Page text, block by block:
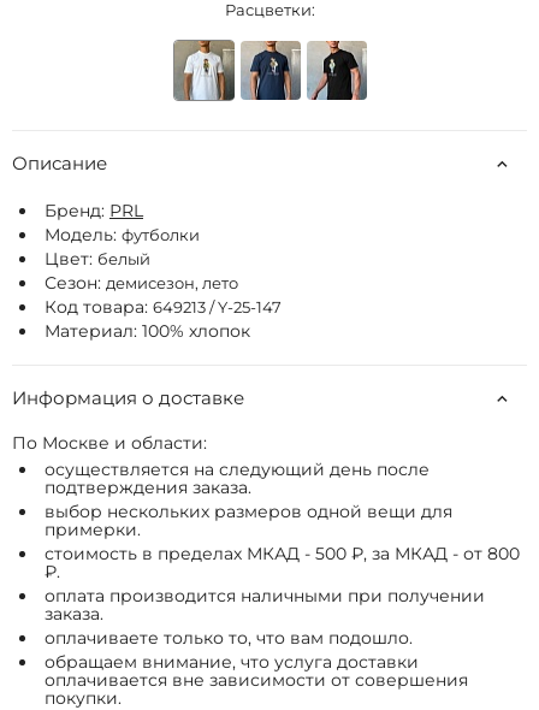
Расцветки:
Описание
Бренд: РRL
Модель: футболки
Цвет: белый
Сезон: демисезон, лето
Код товара: 649213 / Y-25-147
Материал: 100% хлопок
Информация о доставке
По Москве и области:
осуществляется на следующий день после
подтверждения заказа.
выбор нескольких размеров одной вещи для
примерки.
стоимость в пределах МКАД - 500 ₽, за МКАД - от 800
₽.
оплата производится наличными при получении
заказа.
оплачиваете только то, что вам подошло.
обращаем внимание, что услуга доставки
оплачивается вне зависимости от совершения
покупки.